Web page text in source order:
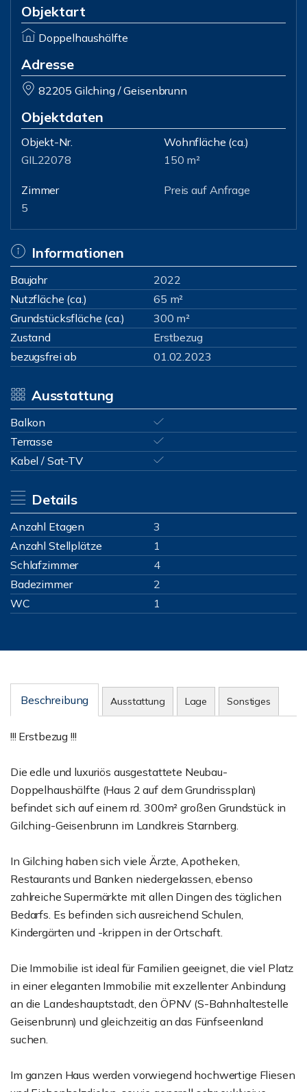
Objektart
Doppelhaushälfte
Adresse
82205 Gilching / Geisenbrunn
Objektdaten
Objekt-Nr.
GIL22078
Wohnfläche (ca.)
150 m²
Zimmer
5
Preis auf Anfrage
Informationen
Baujahr
2022
Nutzfläche (ca.)
65 m²
Grundstücksfläche (ca.)
300 m²
Zustand
Erstbezug
bezugsfrei ab
01.02.2023
Ausstattung
Balkon
Terrasse
Kabel / Sat-TV
Details
Anzahl Etagen
3
Anzahl Stellplätze
1
Schlafzimmer
4
Badezimmer
2
WC
1
Beschreibung Ausstattung Lage Sonstiges
!!! Erstbezug !!!
Die edle und luxuriös ausgestattete Neubau-
Doppelhaushälfte (Haus 2 auf dem Grundrissplan)
befindet sich auf einem rd. 300m² großen Grundstück in
Gilching-Geisenbrunn im Landkreis Starnberg.
In Gilching haben sich viele Ärzte, Apotheken,
Restaurants und Banken niedergelassen, ebenso
zahlreiche Supermärkte mit allen Dingen des täglichen
Bedarfs. Es befinden sich ausreichend Schulen,
Kindergärten und -krippen in der Ortschaft.
Die Immobilie ist ideal für Familien geeignet, die viel Platz
in einer eleganten Immobilie mit exzellenter Anbindung
an die Landeshauptstadt, den ÖPNV (S-Bahnhaltestelle
Geisenbrunn) und gleichzeitig an das Fünfseenland
suchen.
Im ganzen Haus werden vorwiegend hochwertige Fliesen